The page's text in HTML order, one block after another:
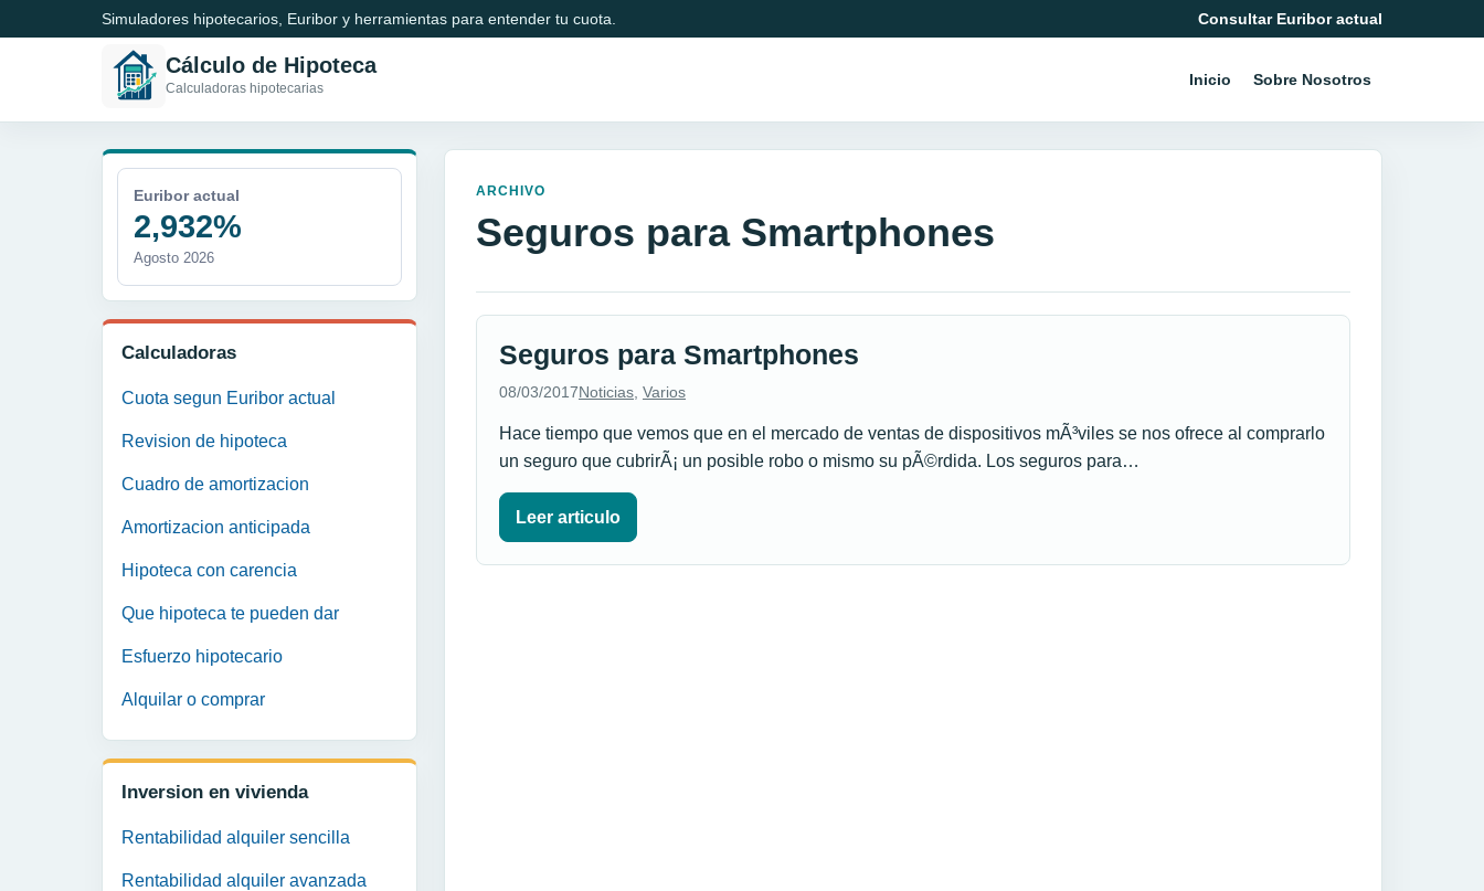
Simuladores hipotecarios, Euribor y herramientas para entender tu cuota. Consultar Euribor actual
Cálculo de Hipoteca
Calculadoras hipotecarias Inicio Sobre Nosotros
Euribor actual
2,932%
Agosto 2026
Calculadoras
Cuota segun Euribor actual
Revision de hipoteca
Cuadro de amortizacion
Amortizacion anticipada
Hipoteca con carencia
Que hipoteca te pueden dar
Esfuerzo hipotecario
Alquilar o comprar
Inversion en vivienda
Rentabilidad alquiler sencilla
Rentabilidad alquiler avanzada
ARCHIVO
Seguros para Smartphones
Seguros para Smartphones
08/03/2017Noticias Varios
Hace tiempo que vemos que en el mercado de ventas de dispositivos mÃ³viles se nos ofrece al comprarlo
un seguro que cubrirÃ¡ un posible robo o mismo su pÃ©rdida. Los seguros para…
Leer articulo